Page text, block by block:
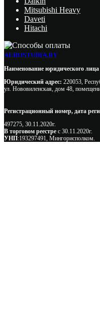
Mitsubishi Heavy
Daveti
Hitachi
AEROSTUDIA.BY
Наименование юридического лица
Юридический адрес: 220053,
ул. Нововиленская, дом 48,
Регистрационный номер, дата
497275, 30.11.2020г.
В торговом реестре с 30.11.2020г.
УНП:193297491, Мингорисполком.